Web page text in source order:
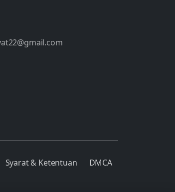
Syarat & Ketentuan DMCA